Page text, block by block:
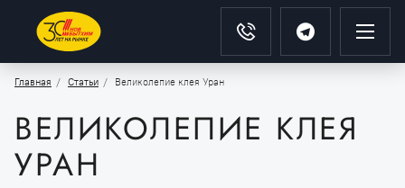
Главная Статьи Великолепие клея Уран
ВЕЛИКОЛЕПИЕ КЛЕЯ
УРАН